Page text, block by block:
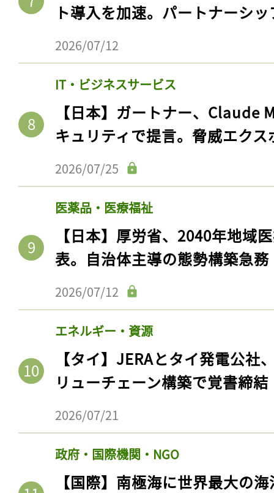
ト導入を加速。パートナーシ
2026/07/12
IT・ビジネスサービス
【日本】ガートナー、Claude
キュリティで提言。脅威エク
2026/07/25
医薬品・医療福祉
【日本】厚労省、2040年地域
表。自治体主導の態勢構築急務
2026/07/12
エネルギー・資源
【タイ】JERAとタイ発電公社
リューチェーン構築で覚書締結
2026/07/21
政府・国際機関・NGO
【国際】南極海に世界最大の
記事をお気に入りに
ログインが必